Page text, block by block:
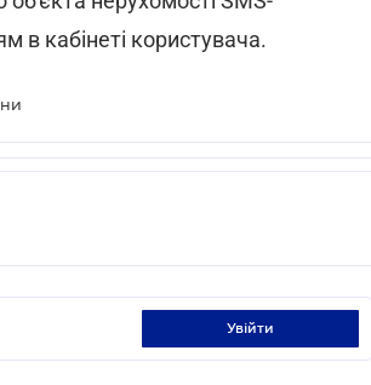
в кабінеті користувача.
увійти